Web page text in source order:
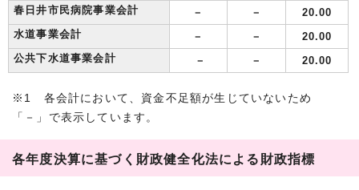
春日井市民病院事業会計
－ －
20.00
水道事業会計
－ －
20.00
公共下水道事業会計
－ － 20.00
※1 各会計において、資金不足額が生じていないため
「－」で表示しています。
各年度決算に基づく財政健全化法による財政指標